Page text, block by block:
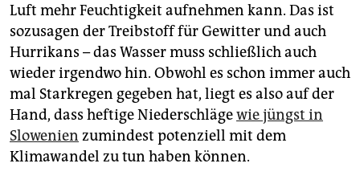
Luft mehr Feuchtigkeit aufnehmen kann. Das ist
sozusagen der Treibstoff für Gewitter und auch
Hurrikans – das Wasser muss schließlich auch
wieder irgendwo hin. Obwohl es schon immer auch
mal Starkregen gegeben hat, liegt es also auf der
Hand, dass heftige Niederschlägewie jüngst in
Slowenien zumindest potenziell mit dem
Klimawandel zu tun haben können.